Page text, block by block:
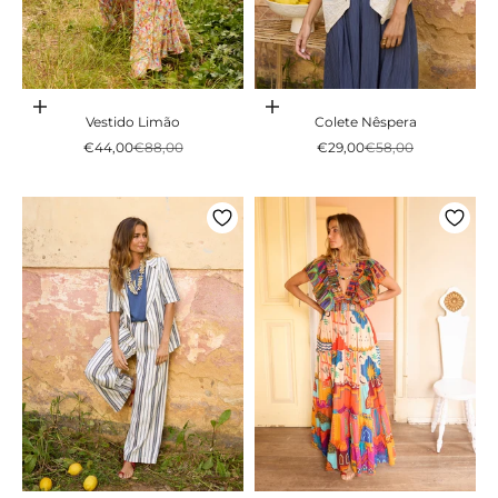
Adicionar ao carrinho
Vestido Limão
Preço promocional
€44,00Preço normal
€88,00
Adicionar ao carrinho
Colete Nêspera
Preço promocional
€29,00Preço normal
€58,00